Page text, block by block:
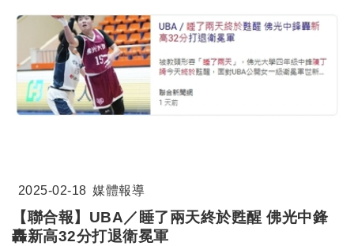
2025-02-18 媒體報導
【聯合報】UBA／睡了兩天終於甦醒 佛光中鋒
轟新高32分打退衛冕軍